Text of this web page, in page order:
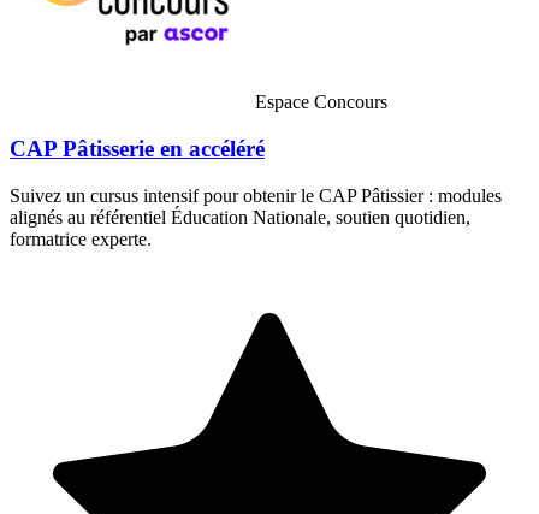
Espace Concours
CAP Pâtisserie en accéléré
Suivez un cursus intensif pour obtenir le CAP Pâtissier : modules
alignés au référentiel Éducation Nationale, soutien quotidien,
formatrice experte.